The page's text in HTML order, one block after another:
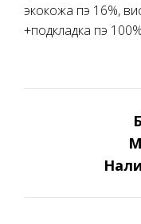
экокожа пэ 16%,
+подкладка пэ 100%